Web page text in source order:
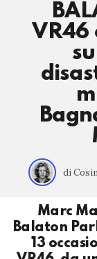
VR46
di
Marc
Balaton
13